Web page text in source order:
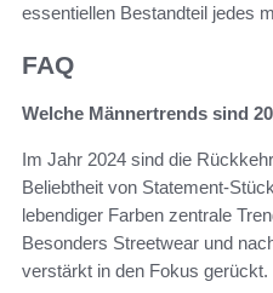
essentiellen Bestandteil jedes
FAQ
Welche Männertrends sind
Im Jahr 2024 sind die
Beliebtheit von Statement-
lebendiger Farben zentrale
Besonders Streetwear und
verstärkt in den Fokus gerückt.